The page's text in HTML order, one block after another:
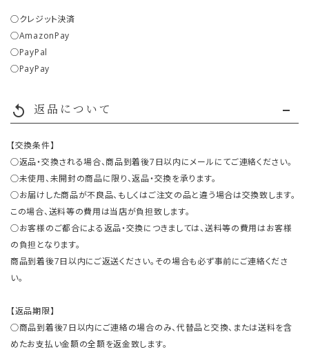
○クレジット決済
○AmazonPay
○PayPal
○PayPay
replay 返品について
【交換条件】
○返品・交換される場合、商品到着後7日以内にメールにてご連絡ください。
○未使用、未開封の商品に限り、返品・交換を承ります。
○お届けした商品が不良品、もしくはご注文の品と違う場合は交換致します。
この場合、送料等の費用は当店が負担致します。
○お客様のご都合による返品・交換につきましては、送料等の費用はお客様
の負担となります。
商品到着後7日以内にご返送ください。その場合も必ず事前にご連絡くださ
い。
【返品期限】
○商品到着後7日以内にご連絡の場合のみ、代替品と交換、または送料を含
めたお支払い金額の全額を返金致します。